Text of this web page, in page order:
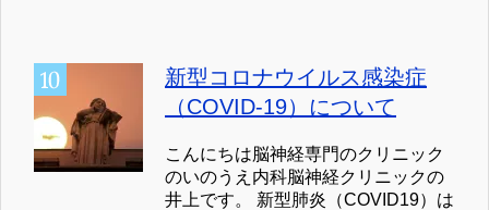
新型コロナウイルス感染症
（COVID-19）について
こんにちは脳神経専門のクリニック
のいのうえ内科脳神経クリニックの
井上です。 新型肺炎（COVID19）は